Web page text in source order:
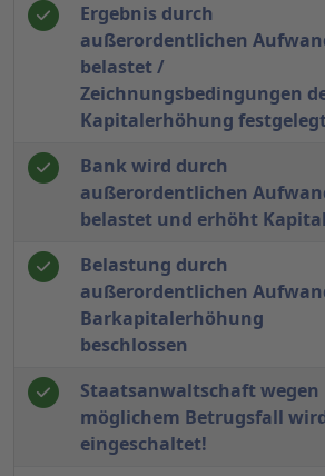
Ergebnis durch
außerordentlichen
belastet /
Zeichnungsbedingungen
Kapitalerhöhung
Bank wird durch
außerordentlichen
belastet und erhöht Kapital
Belastung durch
außerordentlichen
Barkapitalerhöhung
beschlossen
Staatsanwaltschaft wegen
möglichem Betrugsfall
eingeschaltet!